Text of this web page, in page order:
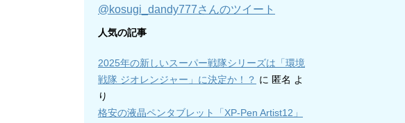
@kosugi_dandy777さんのツイート
人気の記事
2025年の新しいスーパー戦隊シリーズは「環境
戦隊 ジオレンジャー」に決定か！？ に 匿名 よ
り
格安の液晶ペンタブレット「XP-Pen Artist12」